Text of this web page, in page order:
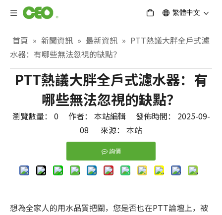
繁體中文
首頁 » 新聞資訊 » 最新資訊 » PTT熱議大胖全戶式濾
水器：有哪些無法忽視的缺點？
PTT熱議大胖全戶式濾水器：有
哪些無法忽視的缺點？
瀏覽數量： 0作者： 本站編輯 發佈時間： 2025-09-
08 來源： 本站
詢價
想為全家人的用水品質把關，您是否也在PTT論壇上，被